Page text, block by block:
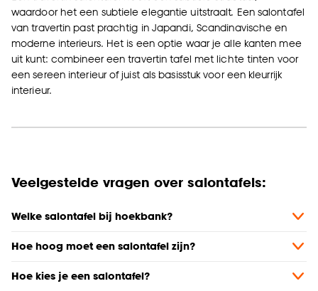
waardoor het een subtiele elegantie uitstraalt. Een salontafel
van travertin past prachtig in Japandi, Scandinavische en
moderne interieurs. Het is een optie waar je alle kanten mee
uit kunt: combineer een travertin tafel met lichte tinten voor
een sereen interieur of juist als basisstuk voor een kleurrijk
interieur.
Veelgestelde vragen over salontafels:
Welke salontafel bij hoekbank?
Hoe hoog moet een salontafel zijn?
Hoe kies je een salontafel?